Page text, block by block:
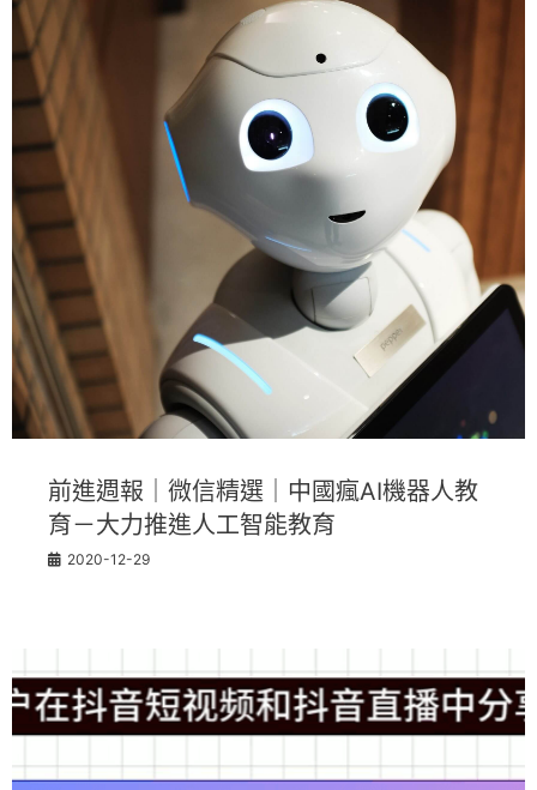
前進週報｜微信精選｜中國瘋AI機器人教
育－大力推進人工智能教育
2020-12-29